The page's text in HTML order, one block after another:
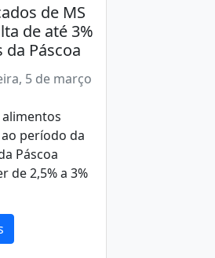
de MS
de até 3%
da Páscoa
5 de março
alimentos
período da
Páscoa
de 2,5% a 3%